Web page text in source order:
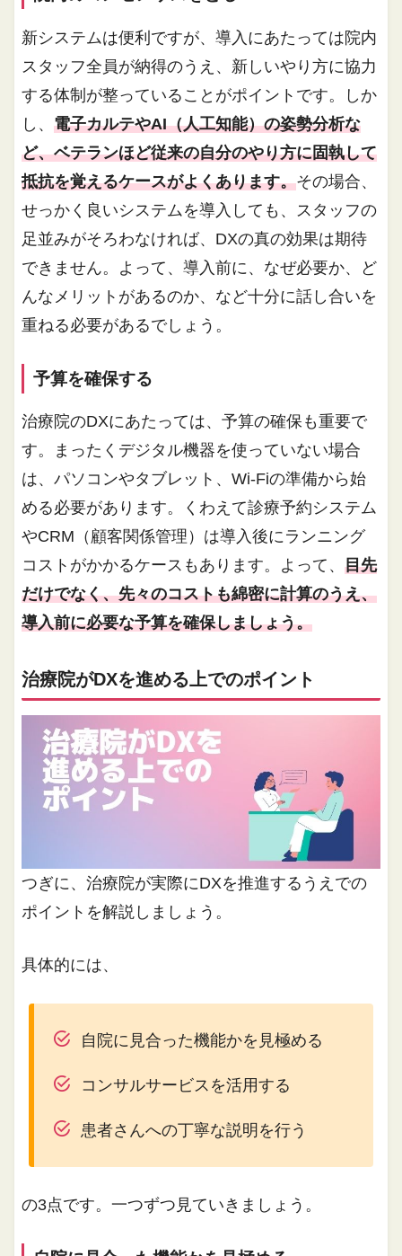
新システムは便利ですが、導入にあたっては院内
スタッフ全員が納得のうえ、新しいやり方に協力
する体制が整っていることがポイントです。しか
し、電子カルテやAI（人工知能）の姿勢分析な
ど、ベテランほど従来の自分のやり方に固執して
抵抗を覚えるケースがよくあります。その場合、
せっかく良いシステムを導入しても、スタッフの
足並みがそろわなければ、DXの真の効果は期待
できません。よって、導入前に、なぜ必要か、ど
んなメリットがあるのか、など十分に話し合いを
重ねる必要があるでしょう。
予算を確保する
治療院のDXにあたっては、予算の確保も重要で
す。まったくデジタル機器を使っていない場合
は、パソコンやタブレット、Wi-Fiの準備から始
める必要があります。くわえて診療予約システム
やCRM（顧客関係管理）は導入後にランニング
コストがかかるケースもあります。よって、目先
だけでなく、先々のコストも綿密に計算のうえ、
導入前に必要な予算を確保しましょう。
治療院がDXを進める上でのポイント
つぎに、治療院が実際にDXを推進するうえでの
ポイントを解説しましょう。
具体的には、
自院に見合った機能かを見極める
コンサルサービスを活用する
患者さんへの丁寧な説明を行う
の3点です。一つずつ見ていきましょう。